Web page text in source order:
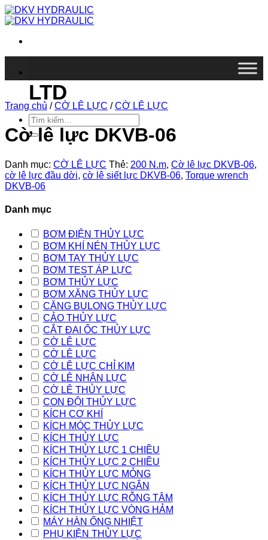
Chuyển
đến
dung
LTD
Tìm
kiếm:
Trang chủ / CỜ LÊ LỰC / CỜ LÊ LỰC
Cờ lê lực DKVB-06
Danh mục: CỜ LÊ LỰC Thẻ: 200 N.m, Cờ lê lực DKVB-06,
cờ lê lực đầu dời, cờ lê siết lực DKVB-06, Torque wrench
DKVB-06
Danh mục
BƠM ĐIỆN THỦY LỰC
BƠM KHÍ NÉN THỦY LỰC
BƠM TAY THỦY LỰC
BƠM TEST ÁP LỰC
BƠM THỦY LỰC
BƠM XĂNG THỦY LỰC
CĂNG BULONG THỦY LỰC
CẢO THỦY LỰC
CẮT ĐAI ỐC THỦY LỰC
CỜ LÊ LỰC
CỜ LÊ LỰC
CỜ LÊ LỰC CHỈ KIM
CỜ LÊ NHÂN LỰC
CỜ LÊ THỦY LỰC
CON ĐỘI THỦY LỰC
KÍCH CƠ KHÍ
KÍCH MÓC THỦY LỰC
KÍCH THỦY LỰC
KÍCH THỦY LỰC 1 CHIỀU
KÍCH THỦY LỰC 2 CHIỀU
KÍCH THỦY LỰC MỎNG
KÍCH THỦY LỰC NGẮN
KÍCH THỦY LỰC RỖNG TÂM
KÍCH THỦY LỰC VÒNG HẢM
MÁY HÀN ỐNG NHIỆT
PHỤ KIỆN THỦY LỰC